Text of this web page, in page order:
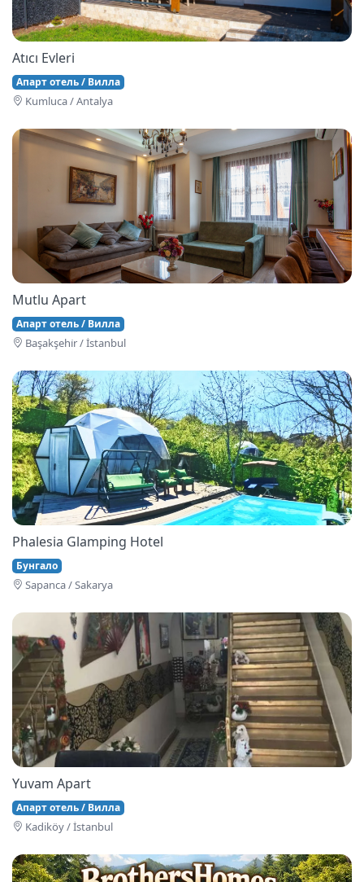
Atıcı Evleri
Апарт отель / Вилла
Kumluca / Antalya
Mutlu Apart
Апарт отель / Вилла
Başakşehi̇r / İstanbul
Phalesia Glamping Hotel
Бунгало
Sapanca / Sakarya
Yuvam Apart
Апарт отель / Вилла
Kadiköy / İstanbul